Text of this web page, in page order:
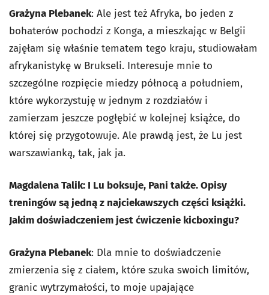
Grażyna Plebanek: Ale jest też Afryka, bo jeden z
bohaterów pochodzi z Konga, a mieszkając w Belgii
zajęłam się właśnie tematem tego kraju, studiowałam
afrykanistykę w Brukseli. Interesuje mnie to
szczególne rozpięcie miedzy północą a południem,
które wykorzystuję w jednym z rozdziałów i
zamierzam jeszcze pogłębić w kolejnej książce, do
której się przygotowuje. Ale prawdą jest, że Lu jest
warszawianką, tak, jak ja.
Magdalena Talik: I Lu boksuje, Pani także. Opisy
treningów są jedną z najciekawszych części książki.
Jakim doświadczeniem jest ćwiczenie kicboxingu?
Grażyna Plebanek: Dla mnie to doświadczenie
zmierzenia się z ciałem, które szuka swoich limitów,
granic wytrzymałości, to moje upajające